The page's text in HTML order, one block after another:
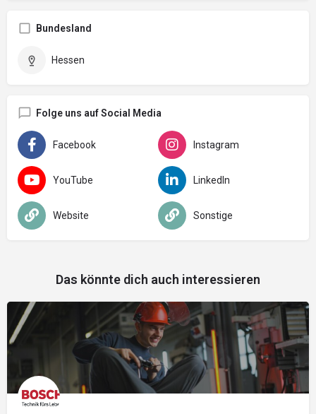
Bundesland
Hessen
Folge uns auf Social Media
Facebook Instagram
YouTube LinkedIn
Website Sonstige
Das könnte dich auch interessieren